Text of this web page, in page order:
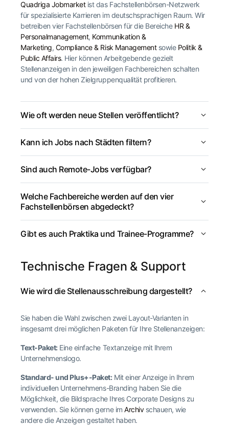
Quadriga Jobmarketist das Fachstellenbörsen-Netzwerk
für spezialisierte Karrieren im deutschsprachigen Raum. Wir
betreiben vier Fachstellenbörsen für die Bereiche HR &
Personalmanagement, Kommunikation &
Marketing, Compliance & Risk Managementsowie Politik &
Public Affairs. Hier können Arbeitgebende gezielt
Stellenanzeigen in den jeweiligen Fachbereichen schalten
und von der hohen Zielgruppenqualität profitieren.
Wie oft werden neue Stellen veröffentlicht?
Kann ich Jobs nach Städten filtern?
Sind auch Remote-Jobs verfügbar?
Welche Fachbereiche werden auf den vier
Fachstellenbörsen abgedeckt?
Gibt es auch Praktika und Trainee-Programme?
Technische Fragen & Support
Wie wird die Stellenausschreibung dargestellt?
Sie haben die Wahl zwischen zwei Layout-Varianten in
insgesamt drei möglichen Paketen für Ihre Stellenanzeigen:
Text-Paket:Eine einfache Textanzeige mit Ihrem
Unternehmenslogo.
Standard- und Plus+-Paket:Mit einer Anzeige in Ihrem
individuellen Unternehmens-Branding haben Sie die
Möglichkeit, die Bildsprache Ihres Corporate Designs zu
verwenden. Sie können gerne imArchivschauen, wie
andere die Anzeigen gestaltet haben.